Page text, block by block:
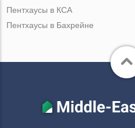
Пентхаусы в КСА
Пентхаусы в Бахрейне